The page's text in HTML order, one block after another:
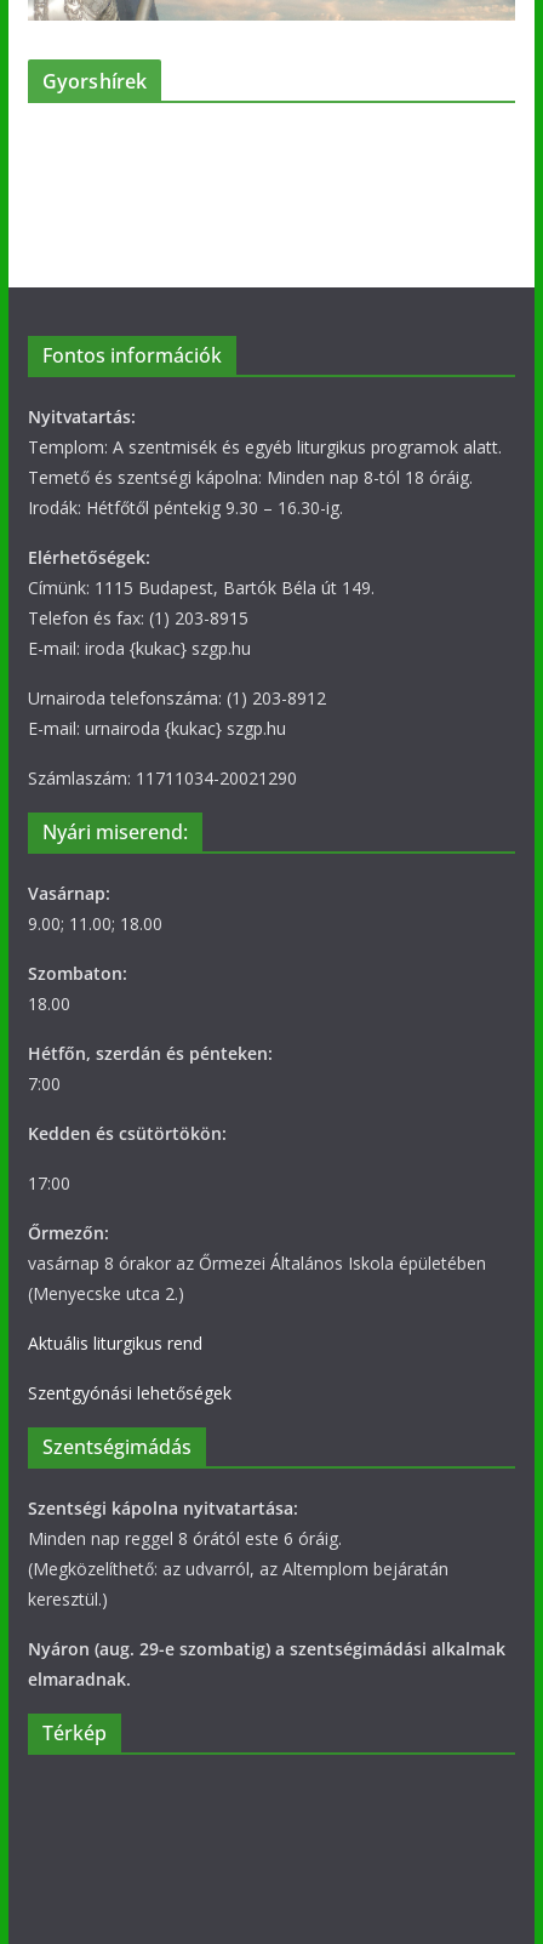
Gyorshírek
Fontos információk
Nyitvatartás:
Templom: A szentmisék és egyéb liturgikus programok alatt.
Temető és szentségi kápolna: Minden nap 8-tól 18 óráig.
Irodák: Hétfőtől péntekig 9.30 – 16.30-ig.
Elérhetőségek:
Címünk: 1115 Budapest, Bartók Béla út 149.
Telefon és fax: (1) 203-8915
E-mail: iroda {kukac} szgp.hu
Urnairoda telefonszáma: (1) 203-8912
E-mail: urnairoda {kukac} szgp.hu
Számlaszám: 11711034-20021290
Nyári miserend:
Vasárnap:
9.00; 11.00; 18.00
Szombaton:
18.00
Hétfőn, szerdán és pénteken:
7:00
Kedden és csütörtökön:
17:00
Őrmezőn:
vasárnap 8 órakor az Őrmezei Általános Iskola épületében
(Menyecske utca 2.)
Aktuális liturgikus rend
Szentgyónási lehetőségek
Szentségimádás
Szentségi kápolna nyitvatartása:
Minden nap reggel 8 órától este 6 óráig.
(Megközelíthető: az udvarról, az Altemplom bejáratán
keresztül.)
Nyáron (aug. 29-e szombatig) a szentségimádási alkalmak
elmaradnak.
Térkép